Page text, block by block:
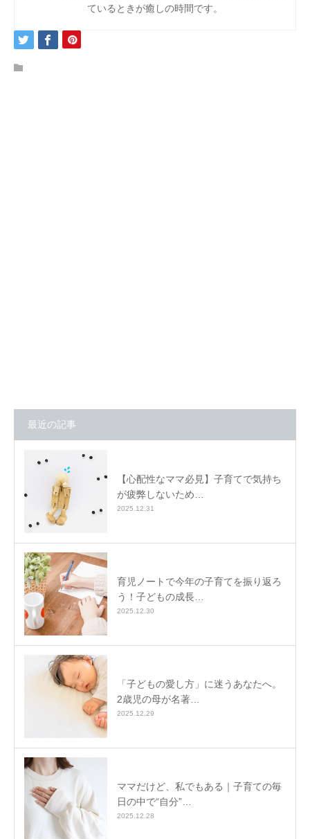
ているときが癒しの時間です。
最近の記事
【心配性なママ必見】子育てで気持ち
が疲弊しないため…
2025.12.31
育児ノートで今年の子育てを振り返ろ
う！子どもの成長…
2025.12.30
「子どもの愛し方」に迷うあなたへ。
2歳児の母が名著…
2025.12.29
ママだけど、私でもある｜子育ての毎
日の中で“自分”…
2025.12.28